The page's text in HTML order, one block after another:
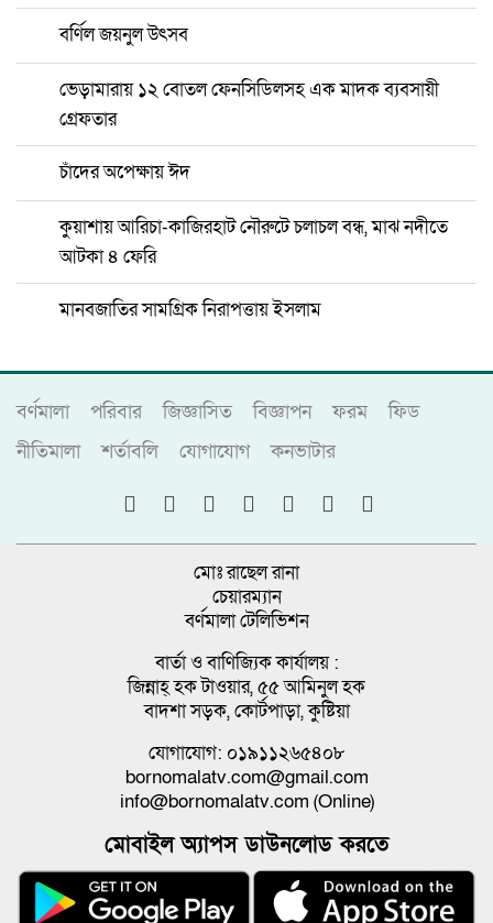
বর্ণিল জয়নুল উৎসব
ভেড়ামারায় ১২ বোতল ফেনসিডিলসহ এক মাদক ব্যবসায়ী
গ্রেফতার
চাঁদের অপেক্ষায় ঈদ
কুয়াশায় আরিচা-কাজিরহাট নৌরুটে চলাচল বন্ধ, মাঝ নদীতে
আটকা ৪ ফেরি
মানবজাতির সামগ্রিক নিরাপত্তায় ইসলাম
বর্ণমালা পরিবার জিজ্ঞাসিত বিজ্ঞাপন ফরম
ফিড
নীতিমালা
শর্তাবলি যোগাযোগ কনভাটার
মোঃ রাছেল রানা
চেয়ারম্যান
বর্ণমালা টেলিভিশন
বার্তা ও বাণিজ্যিক কার্যালয় :
জিন্নাহ্ হক টাওয়ার, ৫৫ আমিনুল হক
বাদশা সড়ক, কোর্টপাড়া, কুষ্টিয়া
যোগাযোগ: ০১৯১১২৬৫৪০৮
bornomalatv.com@gmail.com
info@bornomalatv.com (Online)
মোবাইল অ্যাপস ডাউনলোড করতে